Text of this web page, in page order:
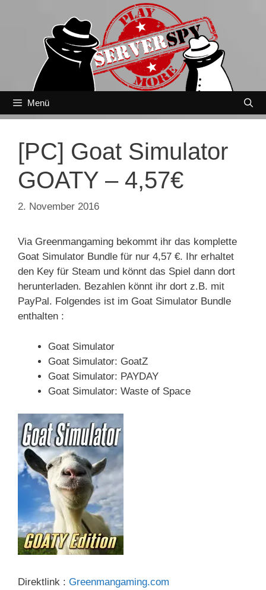
Menü
[PC] Goat Simulator
GOATY – 4,57€
2. November 2016
Via Greenmangaming bekommt ihr das komplette
Goat Simulator Bundle für nur 4,57 €. Ihr erhaltet
den Key für Steam und könnt das Spiel dann dort
herunterladen. Bezahlen könnt ihr dort z.B. mit
PayPal. Folgendes ist im Goat Simulator Bundle
enthalten :
Goat Simulator
Goat Simulator: GoatZ
Goat Simulator: PAYDAY
Goat Simulator: Waste of Space
Direktlink : Greenmangaming.com